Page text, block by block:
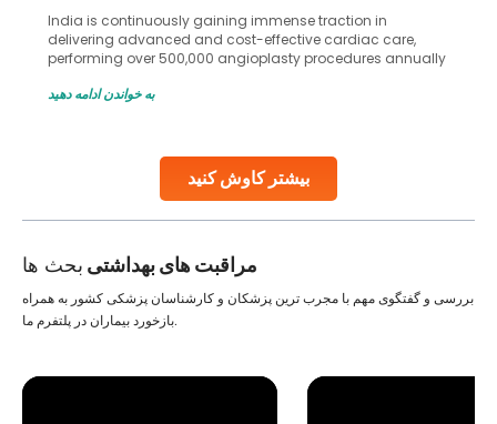
بیشتر کاوش کنید
India is continuously gaining immense traction in
delivering advanced and cost-effective cardiac care,
performing over 500,000 angioplasty procedures annually
globe are searching for treatments like angioplasty and
Studies, such as one published
به خواندن ادامه دهید
مراقبت های بهداشتی بحث ها
بررسی و گفتگوی مهم با مجرب ترین پزشکان و کارشناسان پزشکی کشور به همراه
بازخورد بیماران در پلتفرم ما.